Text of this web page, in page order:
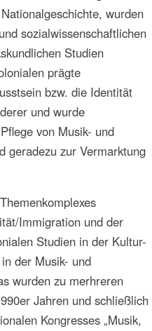
der
Studien
Bewusstsein
Tanz eine
auch positiv
die sich
Kulturprozesse
von